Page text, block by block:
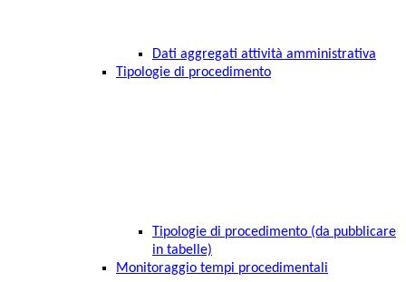
Dati aggregati attività amministrativa
Tipologie di procedimento
Tipologie di procedimento (da pubblicare
in tabelle)
Monitoraggio tempi procedimentali